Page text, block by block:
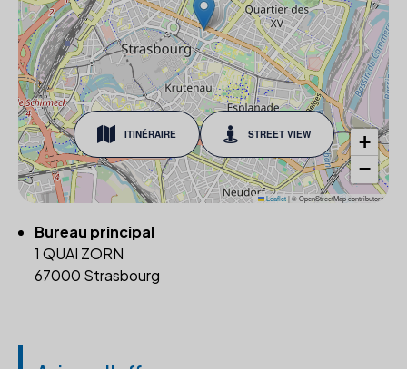
ITINÉRAIRE STREET VIEW
+
−
Leaflet|© OpenStreetMap contributors
Bureau principal
1 QUAI ZORN
67000 Strasbourg